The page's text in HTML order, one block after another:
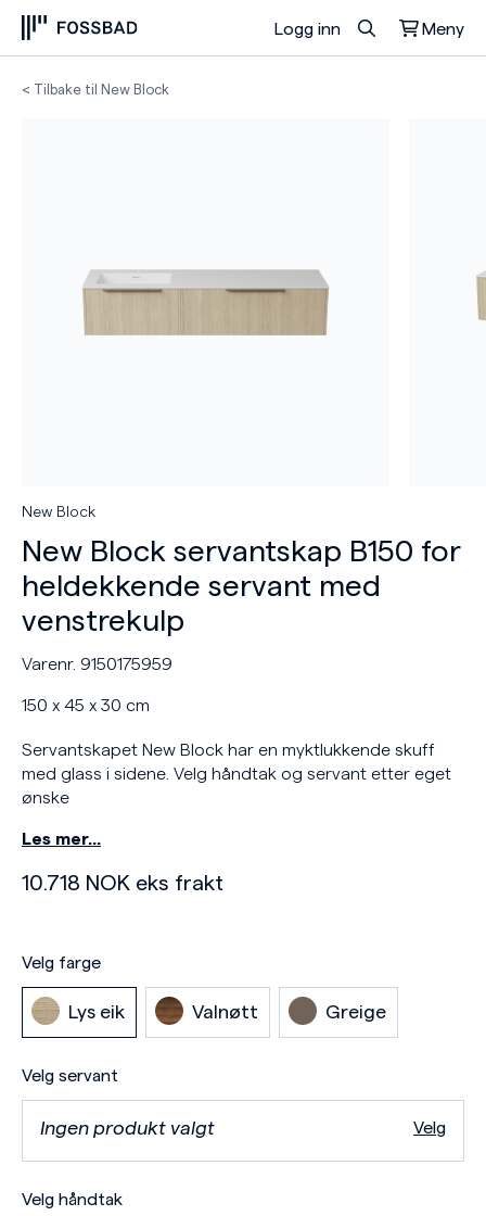
Logg inn Meny
Du har ingen produkter i handlekurven.
< Tilbake til New Block
New Block
New Block servantskap B150 for
heldekkende servant med
venstrekulp
Varenr. 9150175959
150 x 45 x 30 cm
Servantskapet New Block har en myktlukkende skuff
med glass i sidene. Velg håndtak og servant etter eget
ønske
Les mer…
10.718 NOK eks frakt
Velg farge
Valnøtt
Lys eik Greige
Velg servant
Ingen produkt valgt Velg
Velg håndtak